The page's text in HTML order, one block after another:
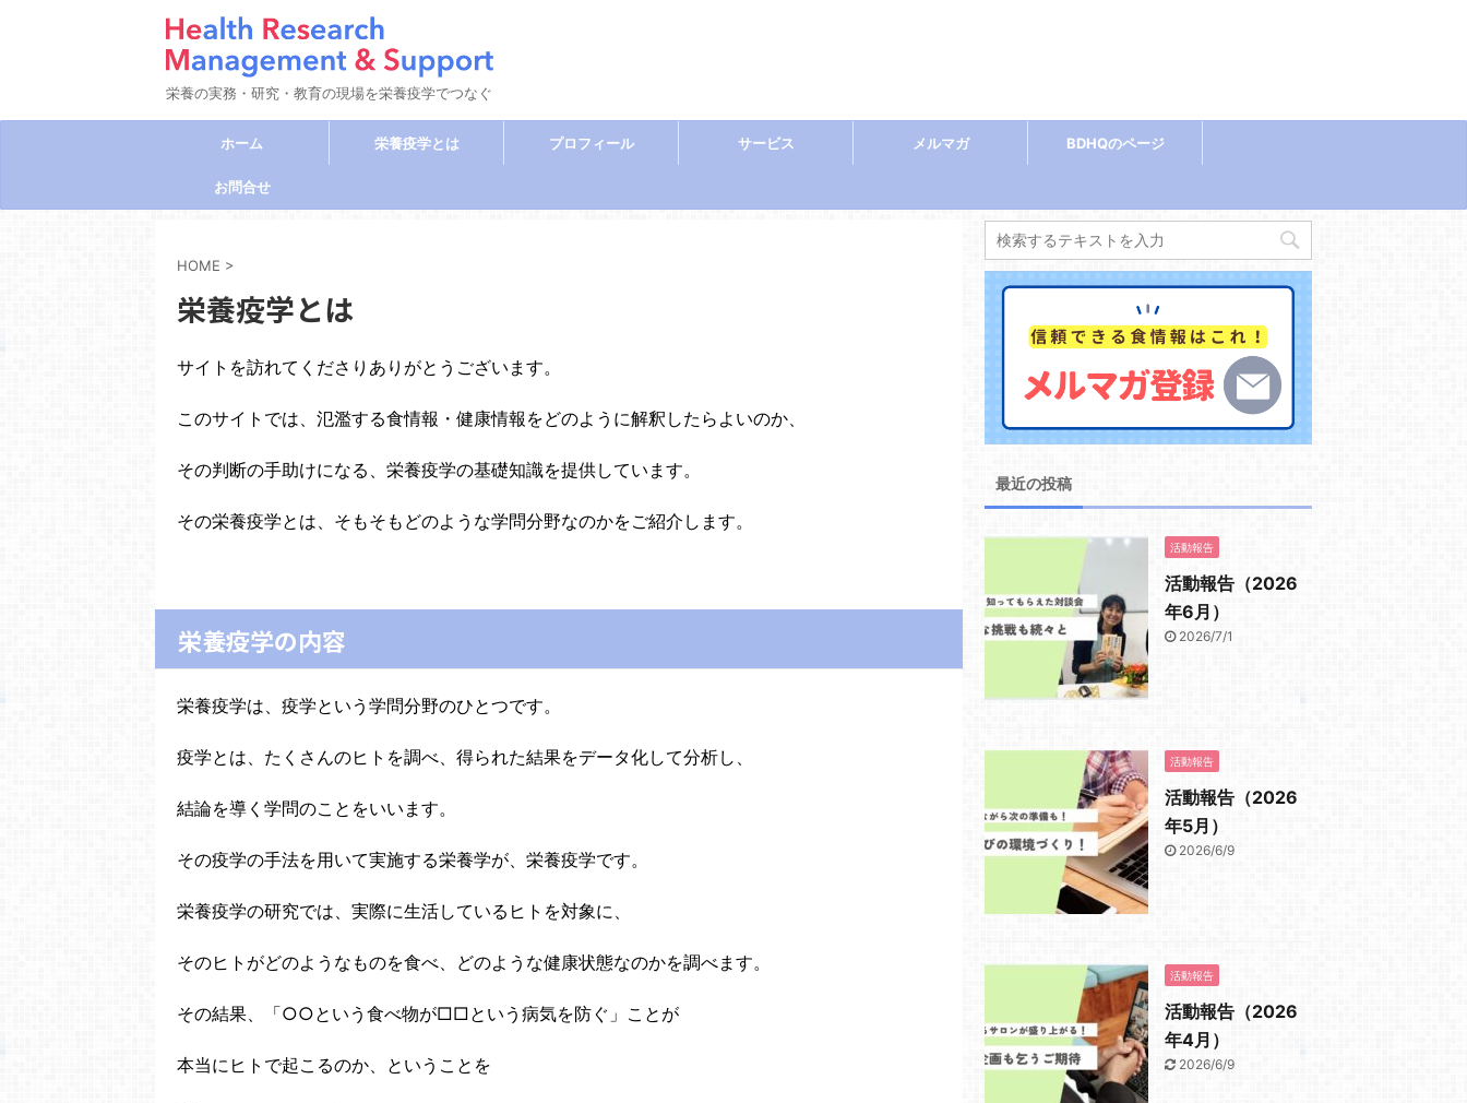
栄養の実務・研究・教育の現場を栄養疫学でつなぐ
ホーム 栄養疫学とは プロフィール サービス メルマガ BDHQのページ
お問合せ
HOME >
栄養疫学とは
サイトを訪れてくださりありがとうございます。
このサイトでは、氾濫する食情報・健康情報をどのように解釈したらよいのか、
その判断の手助けになる、栄養疫学の基礎知識を提供しています。
その栄養疫学とは、そもそもどのような学問分野なのかをご紹介します。
栄養疫学の内容
栄養疫学は、疫学という学問分野のひとつです。
疫学とは、たくさんのヒトを調べ、得られた結果をデータ化して分析し、
結論を導く学問のことをいいます。
その疫学の手法を用いて実施する栄養学が、栄養疫学です。
栄養疫学の研究では、実際に生活しているヒトを対象に、
そのヒトがどのようなものを食べ、どのような健康状態なのかを調べます。
その結果、「○○という食べ物が□□という病気を防ぐ」ことが
本当にヒトで起こるのか、ということを
最近の投稿
活動報告
活動報告（2026
年6月）
2026/7/1
活動報告
活動報告（2026
年5月）
2026/6/9
活動報告
活動報告（2026
年4月）
2026/6/9